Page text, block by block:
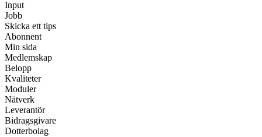
Input
Jobb
Skicka ett tips
Abonnent
Min sida
Medlemskap
Belopp
Kvaliteter
Moduler
Nätverk
Leverantör
Bidragsgivare
Dotterbolag